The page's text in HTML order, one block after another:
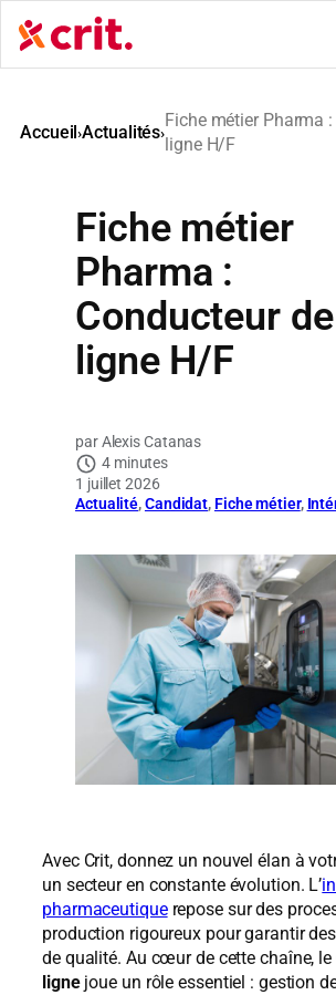
Aller
au
contenu
Accueil›Actualités›
Fiche métier Pharma
ligne H/F
Fiche métier
Pharma :
Conducteur de
ligne H/F
Alexis Catanas
4 minutes
1 juillet 2026
Actualité, Candidat, Fiche métier,
Avec Crit, donnez un nouvel élan à
un secteur en constante évolution. L’
pharmaceutiquerepose sur des
production rigoureux pour garantir
de qualité. Au cœur de cette chaîne, le
lignejoue un rôle essentiel : gestion